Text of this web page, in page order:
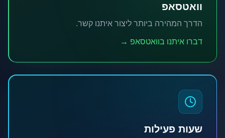
וואטסאפ
הדרך המהירה ביותר ליצור איתנו קשר.
דברו איתנו בוואטסאפ →
שעות פעילות